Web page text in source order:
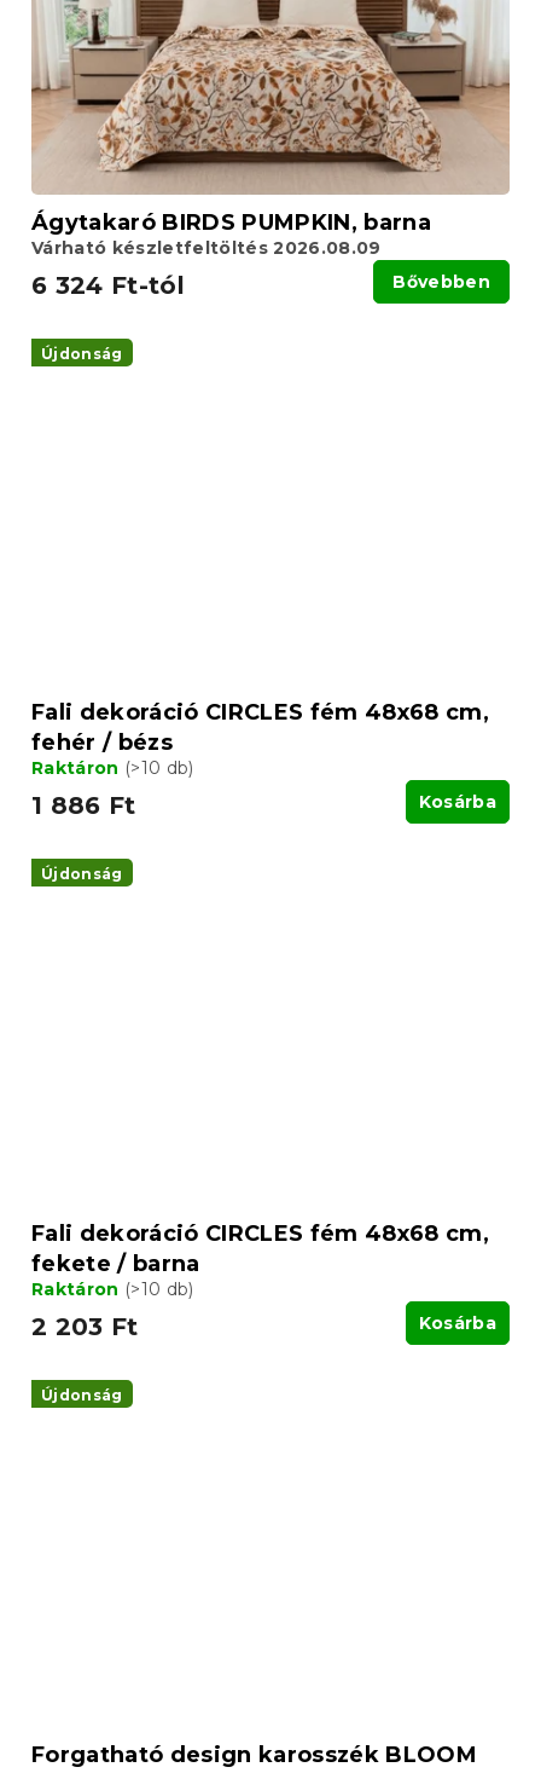
Ágytakaró BIRDS PUMPKIN, barna
Várható készletfeltöltés 2026.08.09
6 324 Ft-tól Bővebben
Újdonság
Fali dekoráció CIRCLES fém 48x68 cm,
fehér / bézs
Raktáron (>10 db)
1 886 Ft Kosárba
Újdonság
Fali dekoráció CIRCLES fém 48x68 cm,
fekete / barna
Raktáron (>10 db)
2 203 Ft Kosárba
Újdonság
Forgatható design karosszék BLOOM